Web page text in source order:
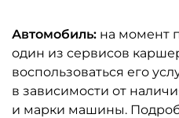
Автомобиль: на момент
один из сервисов
воспользоваться его
в зависимости от
и марки машины.